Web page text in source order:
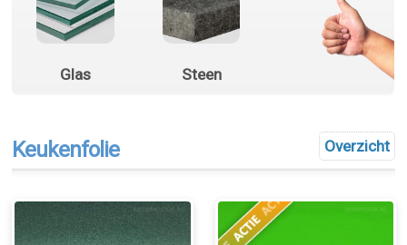
Glas Steen
Overzicht
Keukenfolie